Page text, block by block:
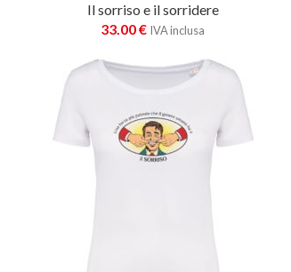
Il sorriso e il sorridere
33.00€ IVA inclusa